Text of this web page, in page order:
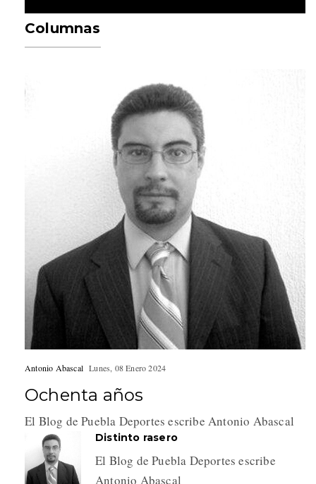
Columnas
Antonio Abascal Lunes, 08 Enero 2024
Ochenta años
El Blog de Puebla Deportes escribe Antonio Abascal
Distinto rasero
El Blog de Puebla Deportes escribe
Antonio Abascal